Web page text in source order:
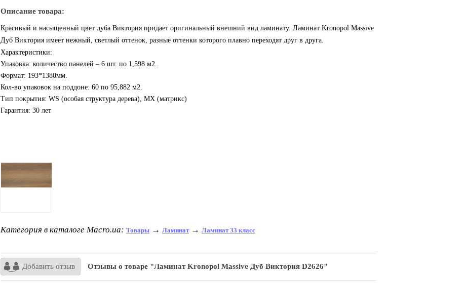
Описание товара:
Красивый и насыщенный цвет дуба Виктория придает оригинальный внешний вид ламинату. Ламинат Kronopol Massive
Дуб Виктория имеет нежный, светлый оттенок, разные оттенки которого плавно переходят друг в друга.
Характеристики:
Упаковка: количество панелей – 6 шт. по 1,598 м2..
Формат: 193*1380мм.
Кол-во упаковок на поддоне: 60 по 95,882 м2.
Тип покрытия: WS (особая структура дерева), MX (матрикс)
Гарантия: 30 лет
Категория в каталоге Macro.ua: Товары → Ламинат→ Ламинат 33 класс
Добавить отзыв Отзывы о товаре "Ламинат Kronopol Massive Дуб Виктория D2626"